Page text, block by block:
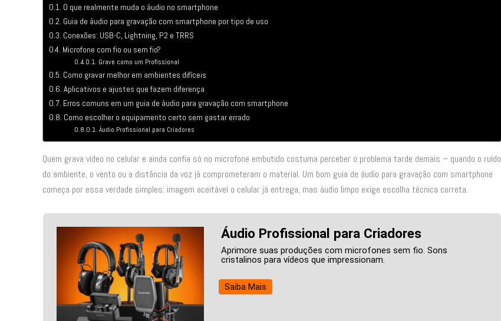
O que realmente muda o áudio no smartphone
Guia de áudio para gravação com smartphone por tipo de uso
Conexões: USB-C, Lightning, P2 e TRRS
Microfone com fio ou sem fio?
Grave como um Profissional
Como gravar melhor em ambientes difíceis
Aplicativos e ajustes que fazem diferença
Erros comuns em um guia de áudio para gravação com smartphone
Como escolher o equipamento certo sem gastar errado
Áudio Profissional para Criadores
Quem grava vídeo no celular e ainda confia só no microfone embutido costuma perceber o problema tarde demais – quando o ruído
do ambiente, o vento ou a distância da voz já comprometeram o material. Um bom guia de áudio para gravação com smartphone
começa por essa verdade simples: imagem aceitável o celular já entrega, mas áudio limpo exige escolha técnica correta.
Áudio Profissional para Criadores
Aprimore suas produções com microfones sem fio. Sons
cristalinos para vídeos que impressionam.
Saiba Mais